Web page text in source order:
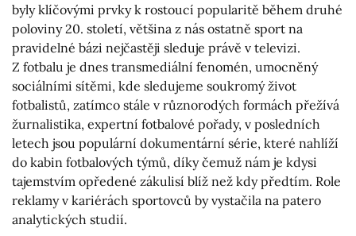
byly klíčovými prvky k rostoucí popularitě během druhé
poloviny 20. století, většina z nás ostatně sport na
pravidelné bázi nejčastěji sleduje právě v televizi.
Z fotbalu je dnes transmediální fenomén, umocněný
sociálními sítěmi, kde sledujeme soukromý život
fotbalistů, zatímco stále v různorodých formách přežívá
žurnalistika, expertní fotbalové pořady, v posledních
letech jsou populární dokumentární série, které nahlíží
do kabin fotbalových týmů, díky čemuž nám je kdysi
tajemstvím opředené zákulisí blíž než kdy předtím. Role
reklamy v kariérách sportovců by vystačila na patero
analytických studií.